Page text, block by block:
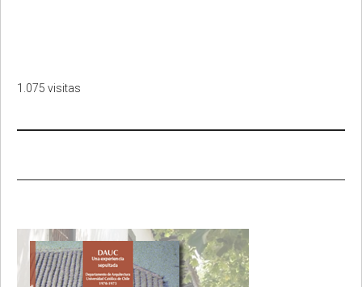
1.075 visitas
Primary
Sidebar